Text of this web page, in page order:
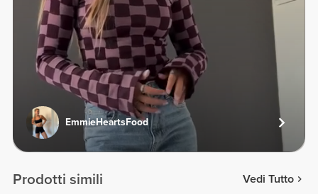
EmmieHeartsFood
Prodotti simili Vedi Tutto